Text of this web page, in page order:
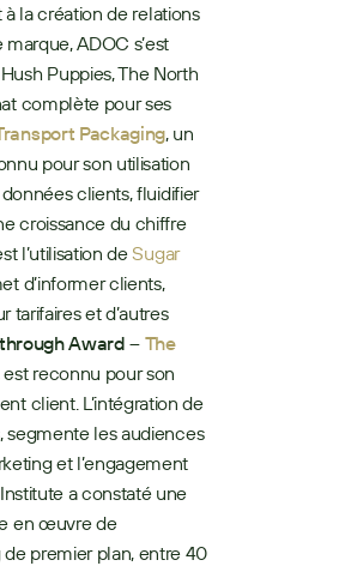
la création de relations
ADOC s’est
Puppies, The North
complète pour ses
Packaging, un
pour son utilisation
clients, fluidifier
croissance du chiffre
l’utilisation de Sugar
d’informer clients,
tarifaires et d’autres
Award – The
reconnu pour son
client. L’intégration de
segmente les audiences
et l’engagement
a constaté une
en œuvre de
premier plan, entre 40